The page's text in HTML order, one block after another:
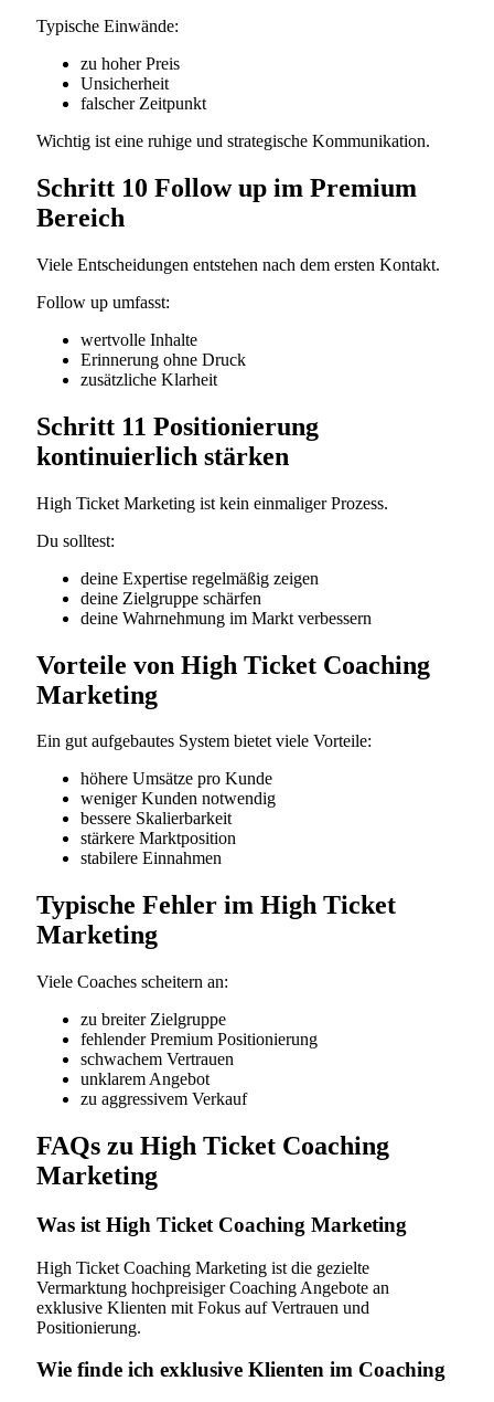
Typische Einwände:
zu hoher Preis
Unsicherheit
falscher Zeitpunkt
Wichtig ist eine ruhige und strategische Kommunikation.
Schritt 10 Follow up im Premium
Bereich
Viele Entscheidungen entstehen nach dem ersten Kontakt.
Follow up umfasst:
wertvolle Inhalte
Erinnerung ohne Druck
zusätzliche Klarheit
Schritt 11 Positionierung
kontinuierlich stärken
High Ticket Marketing ist kein einmaliger Prozess.
Du solltest:
deine Expertise regelmäßig zeigen
deine Zielgruppe schärfen
deine Wahrnehmung im Markt verbessern
Vorteile von High Ticket Coaching
Marketing
Ein gut aufgebautes System bietet viele Vorteile:
höhere Umsätze pro Kunde
weniger Kunden notwendig
bessere Skalierbarkeit
stärkere Marktposition
stabilere Einnahmen
Typische Fehler im High Ticket
Marketing
Viele Coaches scheitern an:
zu breiter Zielgruppe
fehlender Premium Positionierung
schwachem Vertrauen
unklarem Angebot
zu aggressivem Verkauf
FAQs zu High Ticket Coaching
Marketing
Was ist High Ticket Coaching Marketing
High Ticket Coaching Marketing ist die gezielte
Vermarktung hochpreisiger Coaching Angebote an
exklusive Klienten mit Fokus auf Vertrauen und
Positionierung.
Wie finde ich exklusive Klienten im Coaching